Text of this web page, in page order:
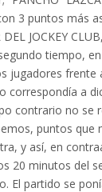
3 puntos más
JOCKEY
tiempo,
jugadores frente
correspondía a
contrario no se
puntos que
y así, en
20 minutos del
El partido se